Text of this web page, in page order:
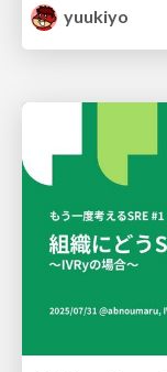
yuukiyo